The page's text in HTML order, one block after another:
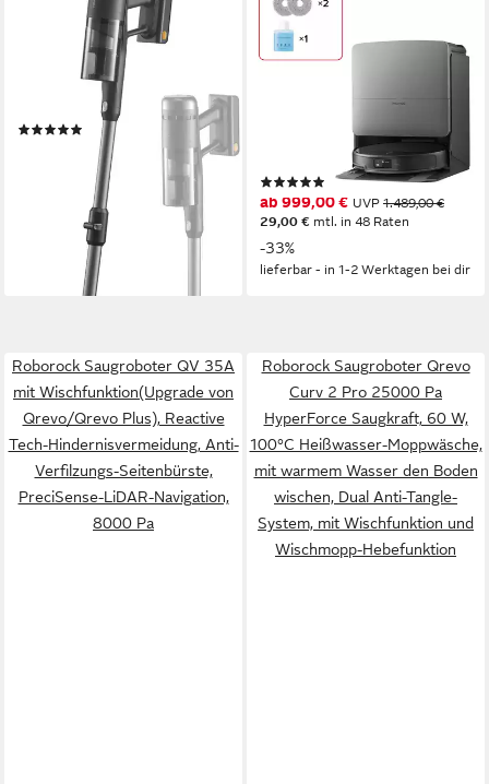
Akku-Bodenstaubsauger H60
Leistung
Größe Staubbehälter
Akkulaufzeit
(2)
ab 184,00 € UVP 349,00 €
nur diesen Monat
mtl. in 12 Raten
lieferbar - in 1-2 Werktagen bei dir
Saugroboter mit
Wischfunktion Saros 20X mit
36.000 Pa Saugkraft &
Größe Staubbehälter
Reichweite
(10)
ab 999,00 € UVP 1.489,00 €
29,00 € mtl. in 48 Raten
-33%
lieferbar - in 1-2 Werktagen bei dir
Roborock Saugroboter QV 35A
mit Wischfunktion(Upgrade von
Qrevo/Qrevo Plus), Reactive
Tech-Hindernisvermeidung, Anti-
Verfilzungs-Seitenbürste,
PreciSense-LiDAR-Navigation,
8000 Pa
Roborock Saugroboter Qrevo
Curv 2 Pro 25000 Pa
HyperForce Saugkraft, 60 W,
100°C Heißwasser-Moppwäsche,
mit warmem Wasser den Boden
wischen, Dual Anti-Tangle-
System, mit Wischfunktion und
Wischmopp-Hebefunktion